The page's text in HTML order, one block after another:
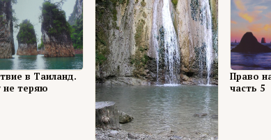
в Таиланд.
не теряю
Право
часть 5